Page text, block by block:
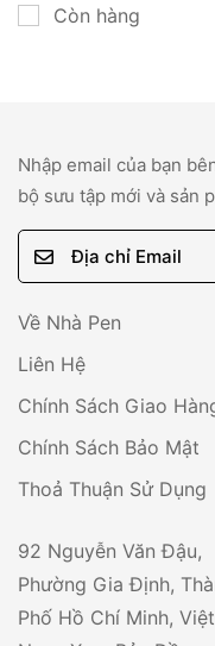
Còn hàng
Nhập email của bạn
bộ sưu tập mới và sản
m
a
l
*
Về Nhà Pen
Liên Hệ
Chính Sách Giao
Chính Sách Bảo Mật
Thoả Thuận Sử Dụng
92 Nguyễn Văn Đậu,
Phường Gia Định,
Phố Hồ Chí Minh, Việt